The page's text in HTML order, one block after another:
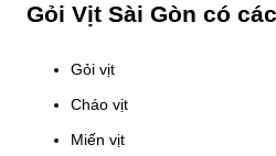
Gỏi Vịt Sài Gòn có
Gỏi vịt
Cháo vịt
Miến vịt